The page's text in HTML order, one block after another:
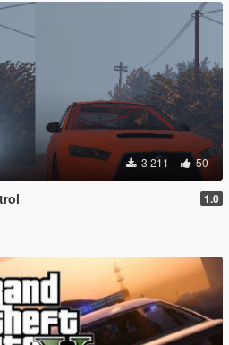
3 211 50
1.0